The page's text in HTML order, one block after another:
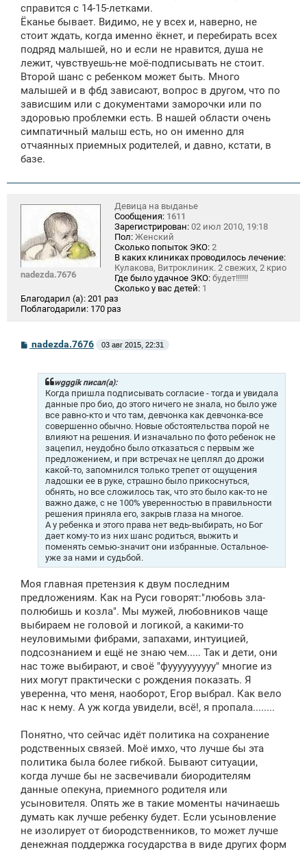
справится с 14-15-летками.
Ёканье бывает. Видимо, не у всех и, наверно, не
стоит ждать, когда именно ёкнет, и перебирать всех
подряд малышей, но и если не нравится, душа не
лежит, чувствуешь-не моё-подписывать не стоит.
Второй шанс с ребенком может быть. Много
малышей и в фбд зависают, вопрос в другом, что по
зависшим или с документами заморочки или по
здоровью проблемки есть. В нашей области очень
симпатичный малыш есть, но он именно для
отчаянных приемных родителей, и давно, кстати, в
базе.
nadezda.7676
Девица на выданье
Сообщения: 1611
Зарегистрирован: 02 июл 2010, 19:18
Пол: Женский
Сколько попыток ЭКО: 2
В каких клиниках проводилось лечение:
Кулакова, Витроклиник. 2 свежих, 2 крио
Где было удачное ЭКО: будет!!!!!!
Сколько у вас детей: 1
Благодарил (а): 201 раз
Поблагодарили: 170 раз
Сnadezda.7676 03 авг 2015, 22:31
wgggik писал(а):
Когда пришла подписывать согласие - тогда и увидала
данные про био, до этого ничего не знала, но было уже
все равно-кто и что там, девчонка как девчонка-все
совершенно обычно. Новые обстоятельства порой не
влияют на решения. И изначально по фото ребенок не
зацепил, неудобно было отказаться с первым же
предложением, и при встречах не цеплял до дрожи
какой-то, запомнился только трепет от ощущения
ладошки ее в руке, страшно было прикоснуться,
обнять, но все сложилось так, что это было как-то не
важно даже, с не 100% уверенностью в правильности
решения приняла его, закрыв глаза на многое.
А у ребенка и этого права нет ведь-выбирать, но Бог
дает кому-то из них шанс родиться, выжить и
поменять семью-значит они избранные. Остальное-
уже за нами и судьбой.
Моя главная претензия к двум последним
предложениям. Как на Руси говорят:"любовь зла-
полюбишь и козла". Мы мужей, любовников чаще
выбираем не головой и логикой, а какими-то
неуловимыми фибрами, запахами, интуицией,
подсознанием и ещё не знаю чем..... Так и дети, они
нас тоже выбирают, и своё "фуууууууууу" многие из
них могут практически с рождения показать. Я
уверенна, что меня, наоборот, Егор выбрал. Как вело
нас к нему. А уж когда увидели, всё!, я пропала........
Понятно, что сейчас идёт политика на сохранение
родственных связей. Моё имхо, что лучше бы эта
политика была более гибкой. Бывают ситуации,
когда лучше бы не засвечивали биородителям
данные опекуна, приемного родителя или
усыновителя. Опять же в такие моменты начинаешь
думать как лучше ребенку будет. Если усыновление
не изолирует от биородственников, то может лучше
денежная поддержка государства в виде других форм